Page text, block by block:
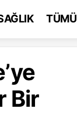
TÜMÜ
Bir